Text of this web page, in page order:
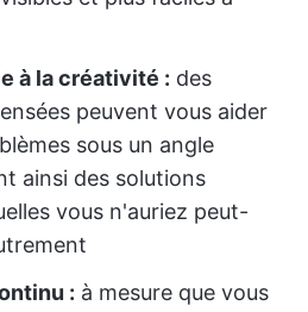
à la créativité : des
peuvent vous aider
sous un angle
ainsi des solutions
vous n'auriez peut-
: à mesure que vous